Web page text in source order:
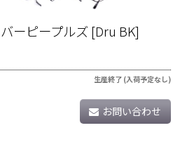
バーピープルズ[Dru BK]
生産終了 (入荷予定なし)
お問い合わせ